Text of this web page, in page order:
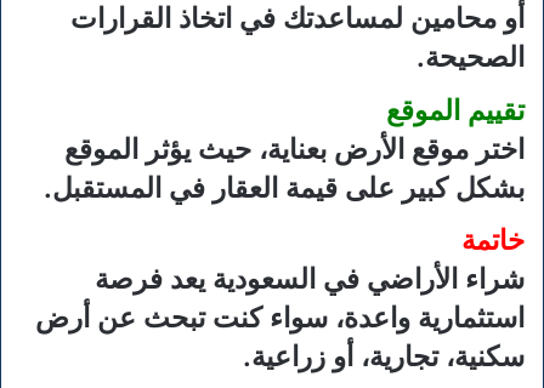
أو محامين لمساعدتك في اتخاذ القرارات
الصحيحة.
تقييم الموقع
اختر موقع الأرض بعناية، حيث يؤثر الموقع
بشكل كبير على قيمة العقار في المستقبل.
خاتمة
شراء الأراضي في السعودية يعد فرصة
استثمارية واعدة، سواء كنت تبحث عن أرض
سكنية، تجارية، أو زراعية.